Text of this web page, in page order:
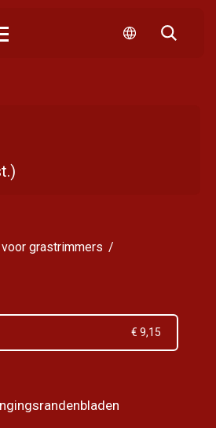
grastrimmers
€ 9,15